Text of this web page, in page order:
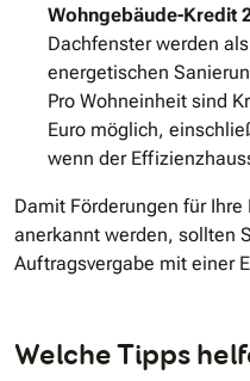
Wohngebäude-Kredit
Dachfenster werden
energetischen
Pro Wohneinheit sind
Euro möglich,
wenn der
Damit Förderungen für
anerkannt werden, sollten
Auftragsvergabe mit einer
Welche Tipps